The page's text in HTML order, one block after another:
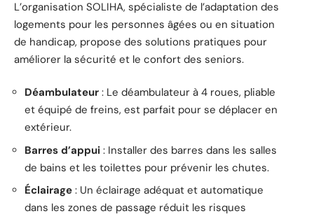
L’organisation SOLIHA, spécialiste de l’adaptation des
logements pour les personnes âgées ou en situation
de handicap, propose des solutions pratiques pour
améliorer la sécurité et le confort des seniors.
Déambulateur : Le déambulateur à 4 roues, pliable
et équipé de freins, est parfait pour se déplacer en
extérieur.
Barres d’appui : Installer des barres dans les salles
de bains et les toilettes pour prévenir les chutes.
Éclairage : Un éclairage adéquat et automatique
dans les zones de passage réduit les risques